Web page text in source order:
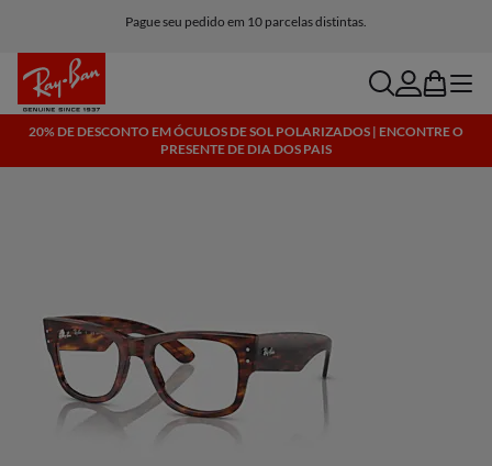
Pague seu pedido em 10 parcelas distintas.
searchaccount
bag menu
20% DE DESCONTO EM ÓCULOS DE SOL POLARIZADOS | ENCONTRE O
PRESENTE DE DIA DOS PAIS